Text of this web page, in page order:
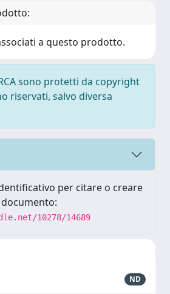
a questo prodotto.
sono protetti da copyright
riservati, salvo diversa
per citare o creare
10278/14689
ND